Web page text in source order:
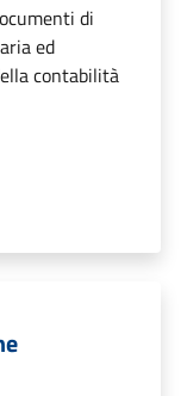
di
ed
contabilità